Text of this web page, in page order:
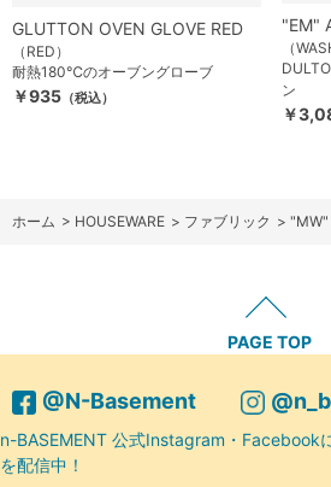
GLUTTON OVEN GLOVE RED
（RED）
耐熱180℃のオーブングローブ
￥935 （税込）
"EM"
（
ン
￥
ホーム > HOUSEWARE > ファブリック > "MW"
PAGE TOP
@N-Basement
n-BASEMENT 公式Instagram・Facebook
を配信中！